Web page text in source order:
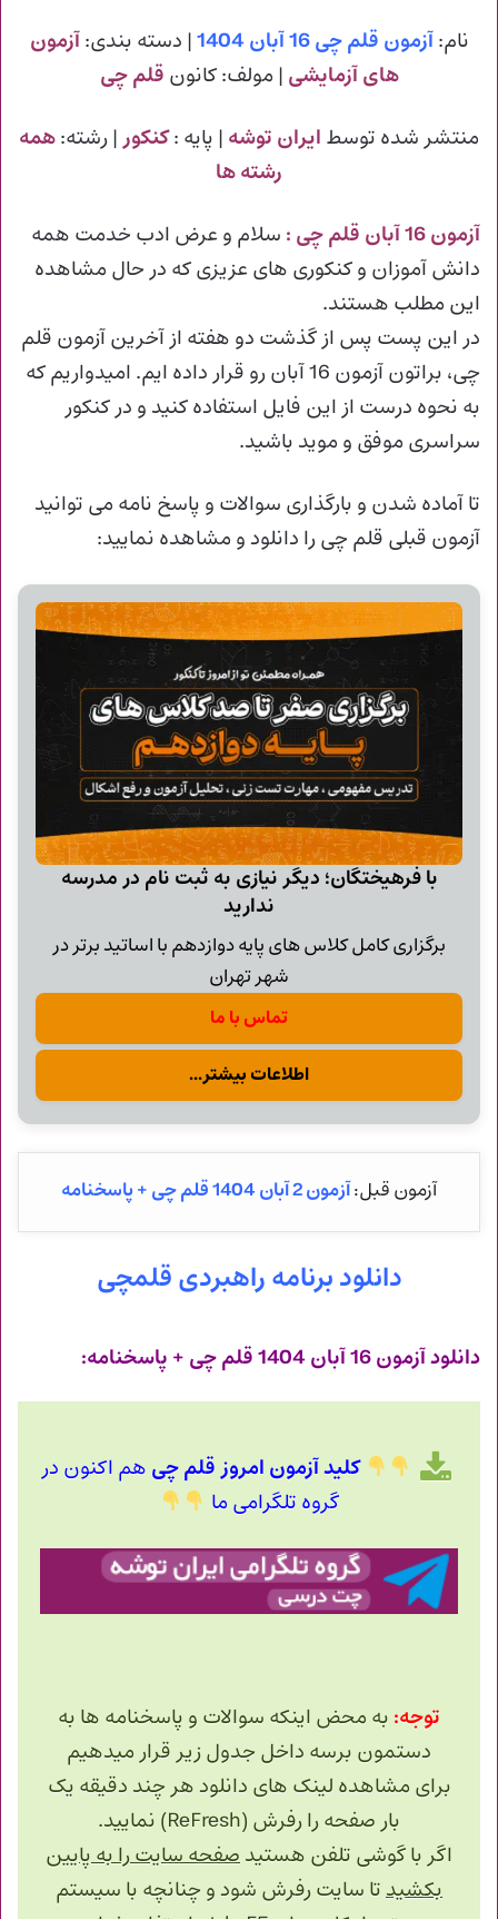
نام:آزمون قلم چی 16 آبان 1404 | دسته بندی:آزمون
های آزمایشی | مولف: کانون قلم چی
منتشر شده توسط ایران توشه | پایه :کنکور| رشته:همه
رشته ها
آزمون 16 آبان قلم چی :
سلام و عرض ادب خدمت همه
دانش آموزان و کنکوری های عزیزی که در حال مشاهده
این مطلب هستند.
در این پست پس از گذشت دو هفته از آخرین آزمون قلم
چی، براتون آزمون 16 آبان رو قرار داده ایم. امیدواریم که
به نحوه درست از این فایل استفاده کنید و در کنکور
سراسری موفق و موید باشید.
تا آماده شدن و بارگذاری سوالات و پاسخ نامه می توانید
آزمون قبلی قلم چی را دانلود و مشاهده نمایید:
با فرهیختگان؛ دیگر نیازی به ثبت نام در مدرسه
ندارید
برگزاری کامل کلاس های پایه دوازدهم با اساتید برتر در
شهر تهران
تماس با ما
اطلاعات بیشتر...
آزمون قبل:آزمون 2 آبان 1404 قلم چی + پاسخنامه
دانلود برنامه راهبردی قلمچی
دانلود آزمون 16 آبان 1404 قلم چی + پاسخنامه:
کلید آزمون امروز قلم چی هم اکنون در
گروه تلگرامی ما
توجه: به محض اینکه سوالات و پاسخنامه ها به
دستمون برسه داخل جدول زیر قرار میدهیم
برای مشاهده لینک های دانلود هر چند دقیقه یک
بار صفحه را رفرش (ReFresh) نمایید.
اگر با گوشی تلفن هستیدصفحه سایت را به پایین
بکشیدتا سایت رفرش شود و چنانچه با سیستم